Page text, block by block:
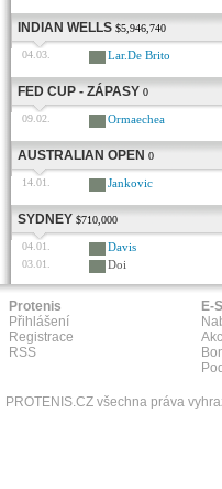
INDIAN WELLS $5,946,740
04.03. Lar.De Brito
FED CUP - ZÁPASY 0
09.02. Ormaechea
AUSTRALIAN OPEN 0
14.01. Jankovic
SYDNEY $710,000
04.01. Davis
03.01. Doi
Protenis
Přihlášení
Registrace
RSS
E-
PROTENIS.CZ všechna práva